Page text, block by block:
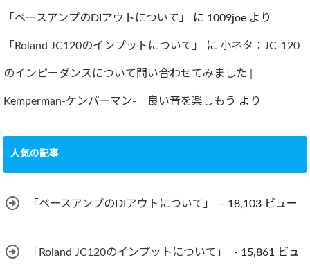
「ベースアンプのDIアウトについて」 に 1009joe より
「Roland JC120のインプットについて」 に 小ネタ：JC-120
のインピーダンスについて問い合わせてみました |
Kemperman-ケンパーマン- 良い音を楽しもう より
人気の記事
「ベースアンプのDIアウトについて」 - 18,103 ビュー
「Roland JC120のインプットについて」 - 15,861 ビュ